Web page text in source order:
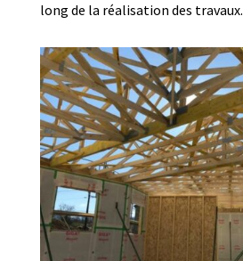
long de la réalisation des travaux.